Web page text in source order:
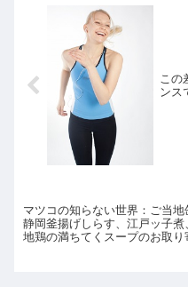
この
ンス
マツコの知らない世界：ご当地
静岡釜揚げしらす、江戸ッ子煮
地鶏の満ちてくスープのお取り